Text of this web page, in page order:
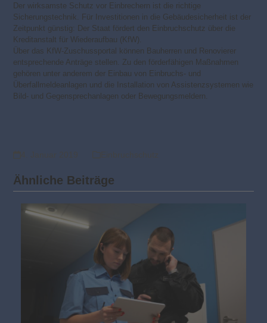
Der wirksamste Schutz vor Einbrechern ist die richtige
Sicherungstechnik. Für Investitionen in die Gebäudesicherheit ist der
Zeitpunkt günstig: Der Staat fördert den Einbruchschutz über die
Kreditanstalt für Wiederaufbau (KfW).
Über das KfW-Zuschussportal können Bauherren und Renovierer
entsprechende Anträge stellen. Zu den förderfähigen Maßnahmen
gehören unter anderem der Einbau von Einbruchs- und
Überfallmeldeanlagen und die Installation von Assistenzsystemen wie
Bild- und Gegensprechanlagen oder Bewegungsmeldern.
Ähnliche Beiträge